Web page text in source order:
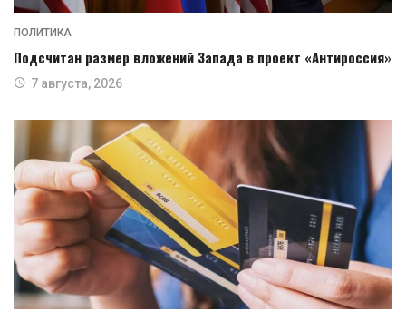
ПОЛИТИКА
Подсчитан размер вложений Запада в проект «Антироссия»
7 августа, 2026